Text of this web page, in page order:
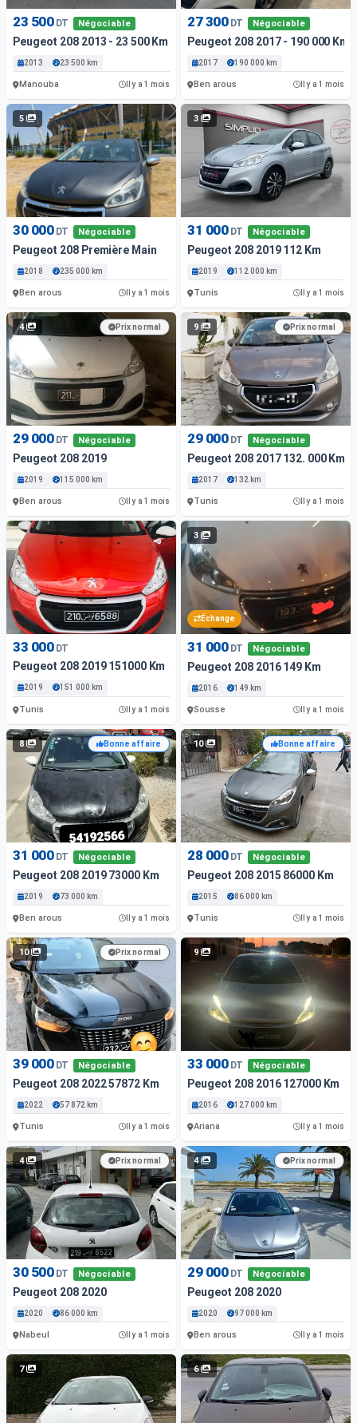
23 500 DT Négociable
Peugeot 208 2013 - 23 500 Km - Essence
2013 23 500 km
Manouba Il y a 1 mois
27 300 DT Négociable
Peugeot 208 2017 - 190 000 Km
2017 190 000 km
Ben arous Il y a 1 mois
5
30 000 DT Négociable
Peugeot 208 Première Main
2018 235 000 km
Ben arous Il y a 1 mois
3
31 000 DT Négociable
Peugeot 208 2019 112 Km
2019 112 000 km
Tunis Il y a 1 mois
4 Prix normal
29 000 DT Négociable
Peugeot 208 2019
2019 115 000 km
Ben arous Il y a 1 mois
9 Prix normal
29 000 DT Négociable
Peugeot 208 2017 132. 000 Km
2017 132 km
Tunis Il y a 1 mois
33 000 DT
Peugeot 208 2019 151000 Km
2019 151 000 km
Tunis Il y a 1 mois
3
Échange
31 000 DT Négociable
Peugeot 208 2016 149 Km
2016 149 km
Sousse Il y a 1 mois
8 Bonne affaire
31 000 DT Négociable
Peugeot 208 2019 73000 Km
2019 73 000 km
Ben arous Il y a 1 mois
10 Bonne affaire
28 000 DT Négociable
Peugeot 208 2015 86000 Km
2015 86 000 km
Tunis Il y a 1 mois
10 Prix normal
39 000 DT Négociable
Peugeot 208 2022 57872 Km
2022 57 872 km
Tunis Il y a 1 mois
9
33 000 DT Négociable
Peugeot 208 2016 127000 Km
2016 127 000 km
Ariana Il y a 1 mois
4 Prix normal
30 500 DT Négociable
Peugeot 208 2020
2020 86 000 km
Nabeul Il y a 1 mois
4 Prix normal
29 000 DT Négociable
Peugeot 208 2020
2020 97 000 km
Ben arous Il y a 1 mois
7 6